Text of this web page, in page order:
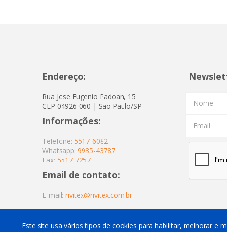
Este site usa vários tipos de cookies para habilitar, melhorar e
Endereço:
Rua Jose Eugenio Padoan, 15
CEP 04926-060 | São Paulo/SP
Informações:
Telefone: 5517-6082
Whatsapp: 9935-43787
Fax: 5517-7257
Email de contato:
E-mail: rivitex@rivitex.com.br
Nome
Email